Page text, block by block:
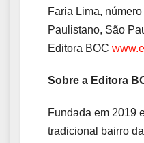
Faria Lima,
Paulistano, São
Editora BOC
Sobre a Editora
Fundada em 2019
tradicional bairro